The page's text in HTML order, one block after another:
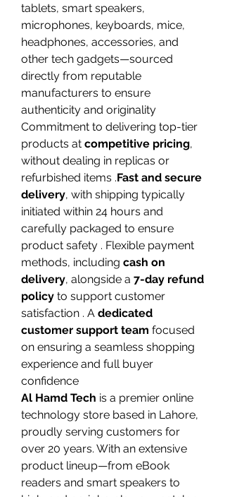
tablets, smart speakers,
microphones, keyboards, mice,
headphones, accessories, and
other tech gadgets—sourced
directly from reputable
manufacturers to ensure
authenticity and originality
Commitment to delivering top-tier
products at competitive pricing,
without dealing in replicas or
refurbished items .Fast and secure
delivery, with shipping typically
initiated within 24 hours and
carefully packaged to ensure
product safety . Flexible payment
methods, including cash on
delivery, alongside a 7-day refund
policy to support customer
satisfaction . A dedicated
customer support team focused
on ensuring a seamless shopping
experience and full buyer
confidence
Al Hamd Tech is a premier online
technology store based in Lahore,
proudly serving customers for
over 20 years. With an extensive
product lineup—from eBook
readers and smart speakers to